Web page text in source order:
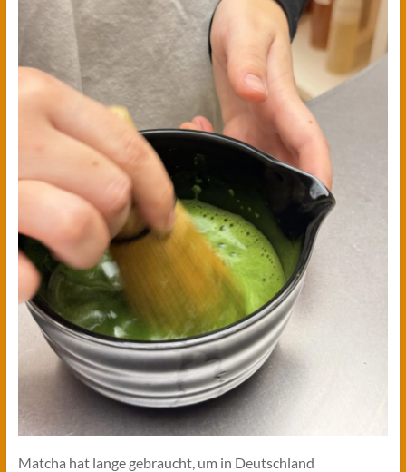
Matcha hat lange gebraucht, um in Deutschland